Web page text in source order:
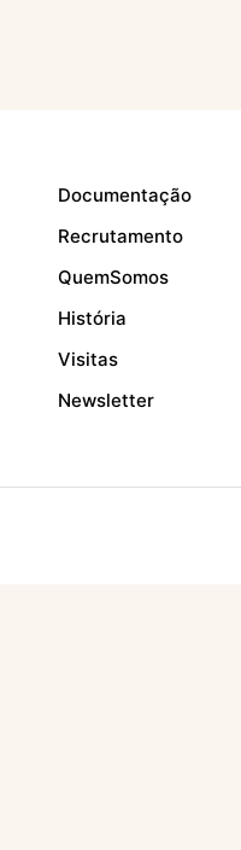
Documentação
Recrutamento
Quem Somos
História
Visitas
Newsletter